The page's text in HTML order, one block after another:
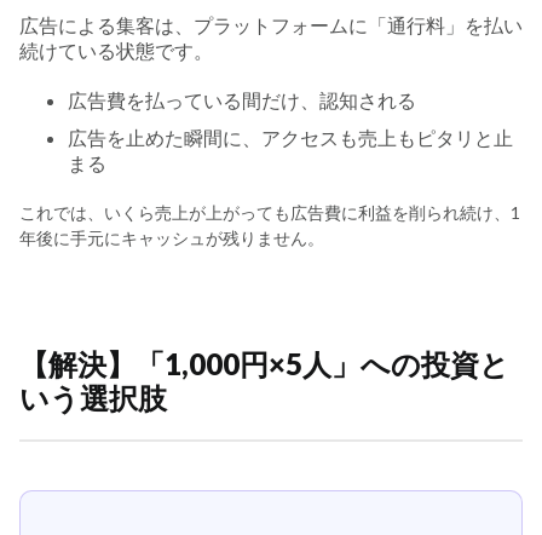
広告による集客は、プラットフォームに「通行料」を払い
続けている状態です。
広告費を払っている間だけ、認知される
広告を止めた瞬間に、アクセスも売上もピタリと止
まる
これでは、いくら売上が上がっても広告費に利益を削られ続け、1
年後に手元にキャッシュが残りません。
【解決】「1,000円×5人」への投資と
いう選択肢